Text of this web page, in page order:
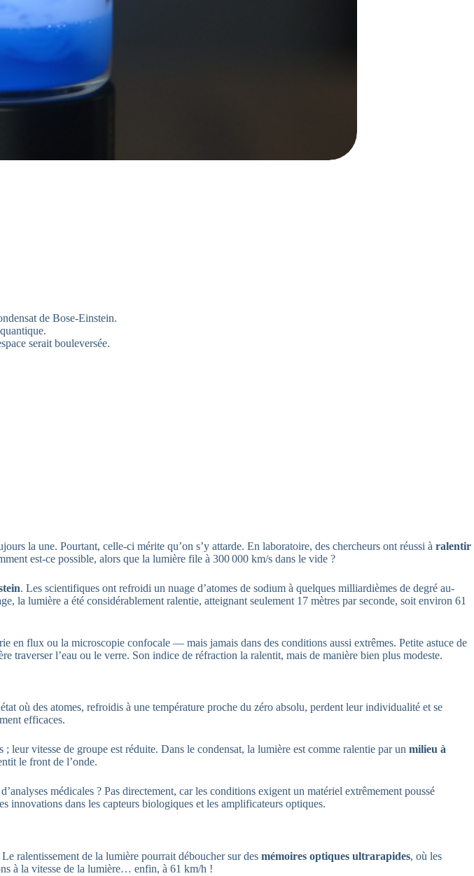
de Bose-Einstein.
serait bouleversée.
la une. Pourtant, celle-ci mérite qu’on s’y attarde. En laboratoire, des chercheurs ont réussi à ralentir
est-ce possible, alors que la lumière file à 300 000 km/s dans le vide ?
. Les scientifiques ont refroidi un nuage d’atomes de sodium à quelques milliardièmes de degré au-
la lumière a été considérablement ralentie, atteignant seulement 17 mètres par seconde, soit environ 61
flux ou la microscopie confocale — mais jamais dans des conditions aussi extrêmes. Petite astuce de
traverser l’eau ou le verre. Son indice de réfraction la ralentit, mais de manière bien plus modeste.
où des atomes, refroidis à une température proche du zéro absolu, perdent leur individualité et se
efficaces.
leur vitesse de groupe est réduite. Dans le condensat, la lumière est comme ralentie par un milieu à
le front de l’onde.
médicales ? Pas directement, car les conditions exigent un matériel extrêmement poussé
innovations dans les capteurs biologiques et les amplificateurs optiques.
ralentissement de la lumière pourrait déboucher sur des mémoires optiques ultrarapides, où les
à la vitesse de la lumière… enfin, à 61 km/h !